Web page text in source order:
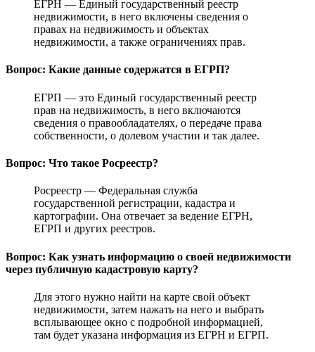
ЕГРН — Единый государственный реестр
недвижимости, в него включены сведения о
правах на недвижимость и объектах
недвижимости, а также ограничениях прав.
Вопрос: Какие данные содержатся в ЕГРП?
ЕГРП — это Единый государственный реестр
прав на недвижимость, в него включаются
сведения о правообладателях, о передаче права
собственности, о долевом участии и так далее.
Вопрос: Что такое Росреестр?
Росреестр — Федеральная служба
государственной регистрации, кадастра и
картографии. Она отвечает за ведение ЕГРН,
ЕГРП и других реестров.
Вопрос: Как узнать информацию о своей недвижимости
через публичную кадастровую карту?
Для этого нужно найти на карте свой объект
недвижимости, затем нажать на него и выбрать
всплывающее окно с подробной информацией,
там будет указана информация из ЕГРН и ЕГРП.